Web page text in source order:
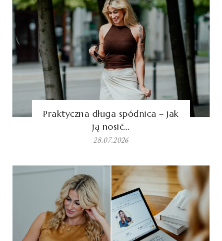
Praktyczna długa spódnica – jak
ją nosić…
28.07.2026